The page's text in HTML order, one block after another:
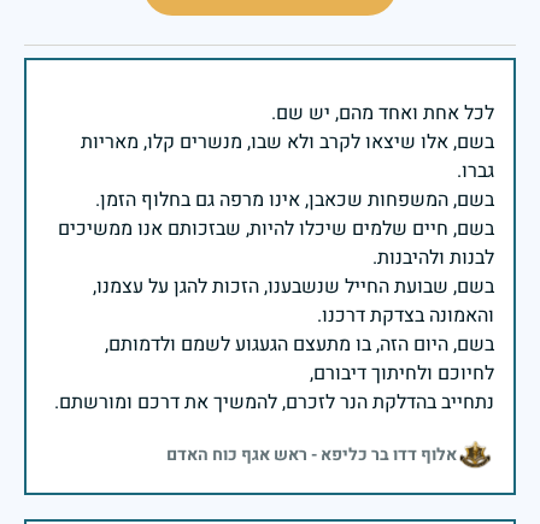
בשם, אלו שיצאו לקרב ולא שבו, מנשרים קלו, מאריות
בשם, חיים שלמים שיכלו להיות, שבזכותם אנו ממשיכים
בשם, שבועת החייל שנשבענו, הזכות להגן על עצמנו,
בשם, היום הזה, בו מתעצם הגעגוע לשמם ולדמותם,
נתחייב בהדלקת הנר לזכרם, להמשיך את דרכם ומורשתם.
אלוף דדו בר כליפא - ראש אגף כוח האדם